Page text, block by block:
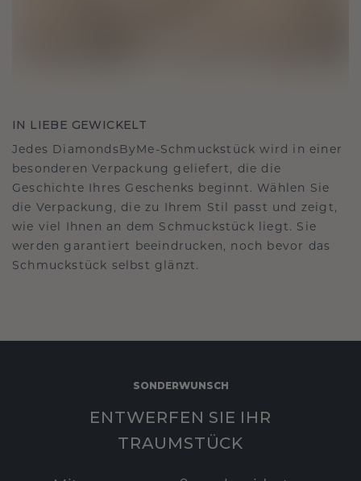
IN LIEBE GEWICKELT
Jedes DiamondsByMe-Schmuckstück wird in einer
besonderen Verpackung geliefert, die die
Geschichte Ihres Geschenks beginnt. Wählen Sie
die Verpackung, die zu Ihrem Stil passt und zeigt,
wie viel Ihnen an dem Schmuckstück liegt. Sie
werden garantiert beeindrucken, noch bevor das
Schmuckstück selbst glänzt.
SONDERWUNSCH
ENTWERFEN SIE IHR
TRAUMSTÜCK